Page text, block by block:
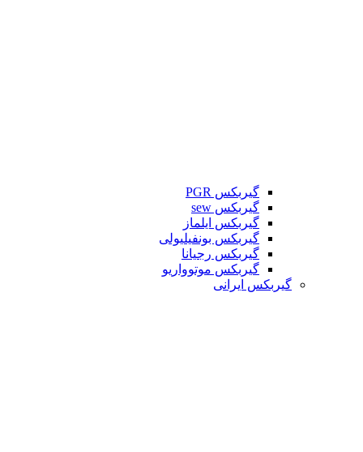
گیربکس PGR
گیربکس sew
گیربکس ایلماز
گیربکس بونفیلیولی
گیربکس رجیانا
گیربکس موتوواریو
گیربکس ایرانی